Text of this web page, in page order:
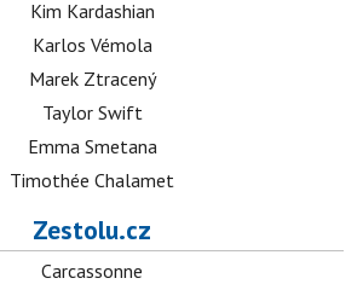
Kim Kardashian
Karlos Vémola
Marek Ztracený
Taylor Swift
Emma Smetana
Timothée Chalamet
Zestolu.cz
Carcassonne